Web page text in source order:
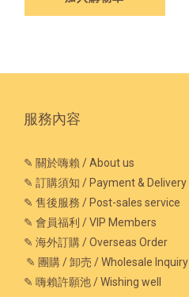
服務內容
✎ 關於嗨賴 / About us
✎ 訂購須知 / Payment & Delivery
✎ 售後服務 / Post-sales service
✎ 會員福利 / VIP Members
✎ 海外訂購 / Overseas Order
✎ 團購 / 卸売 / Wholesale Inquiry
✎ 嗨賴許願池 / Wishing well